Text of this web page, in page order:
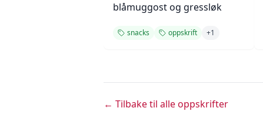
blåmuggost og gressløk
snacks oppskrift +1
← Tilbake til alle oppskrifter